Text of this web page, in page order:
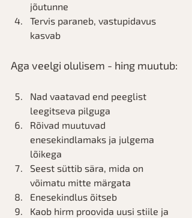
jõutunne
Tervis paraneb, vastupidavus
kasvab
Aga veelgi olulisem - hing muutub:
Nad vaatavad end peeglist
leegitseva pilguga
Rõivad muutuvad
enesekindlamaks ja julgema
lõikega
Seest süttib sära, mida on
võimatu mitte märgata
Enesekindlus õitseb
Kaob hirm proovida uusi stiile ja